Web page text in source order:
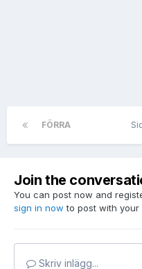
FÖRRA
Join the
You can post now and
sign in now to post with your
Skriv inlägg...